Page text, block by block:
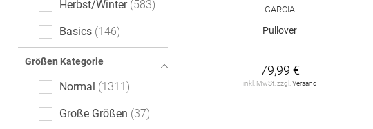
floral 20
Animalprint
Herbst/Winter 583
Basics 146
Größen Kategorie
Normal 1311
Große Größen 37
GARCIA
Pullover
79,99 €
inkl. MwSt. zzgl. Versand